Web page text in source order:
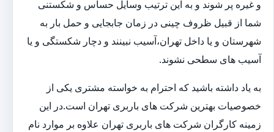
و غیره پر شوند و به این ترتیب وسایل حساس و شکستنی
شما از قبیل ظروف چینی در زمان جابجایی و حمل بار به
شهرستان و یا داخل تهران،آسیب نبینند و دچار شکستگی و یا
آسیب های سطحی نشوند.
به یاد داشته باشید که احترام به خواسته مشتری یکی از
خصوصیات بهترین شرکت های باربری تهران است.در این
زمینه کارگران شرکت های باربری تهران علاوه بر موارد نام